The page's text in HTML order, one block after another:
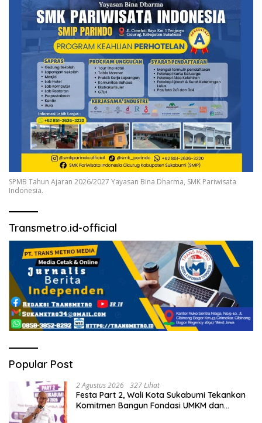
SPMB Tahun Ajaran 2026/2027 Yayasan Bina Dharma, SMK Pariwisata
Indonesia.
Transmetro.id-official
Popular Post
2 Agustus 2026 327 Lihat
Festa Part 2, Wali Kota Sukabumi Tekankan
Komitmen Bangun Fondasi UMKM dan